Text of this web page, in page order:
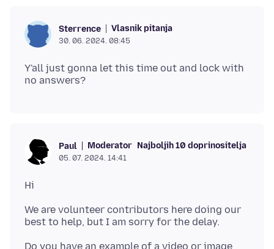
Sterrence Vlasnik pitanja
30. 06. 2024. 08:45
Y'all just gonna let this time out and lock with
Paul Moderator Najboljih 10 doprinositelja
05. 07. 2024. 14:41
We are volunteer contributors here doing our
Do you have an example of a video or image